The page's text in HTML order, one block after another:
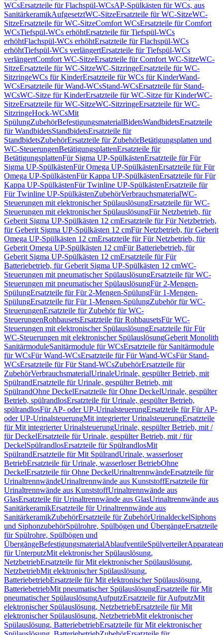
WCsErsatzteile für Flachspül-WCsAP-Spülkästen für WCs, aus
SanitärkeramikAufgesetztWC-SitzeErsatzteile für WC-SitzeWC-
SitzeErsatzteile für WC-SitzeComfort WCsErsatzteile für Comfort
WCsTiefspül-WCs erhöhtErsatzteile für Tiefspül-WCs
erhöhtFlachspül-WCs erhöhtErsatzteile für Flachspül-WCs
erhöhtTiefspül-WCs verlängertErsatzteile für Tiefspül-WCs
verlängertComfort WC-SitzeErsatzteile für Comfort WC-SitzeWC-
SitzeErsatzteile für WC-SitzeWC-SitzringeErsatzteile für WC-
SitzringeWCs für KinderErsatzteile für WCs für KinderWand-
WCsErsatzteile für Wand-WCsStand-WCsErsatzteile für Stand-
WCsWC-Sitze für KinderErsatzteile für WC-Sitze für KinderWC-
SitzeErsatzteile für WC-SitzeWC-SitzringeErsatzteile für WC-
SitzringeHock-WCsMit
SpülungZubehörBefestigungsmaterialBidetsWandbidetsErsatzteile
für WandbidetsStandbidetsErsatzteile für
StandbidetsZubehörErsatzteile für ZubehörBetätigungsplatten und
WC-SteuerungenBetätigungsplattenErsatzteile für
BetätigungsplattenFür Sigma UP-SpülkästenErsatzteile für Für
Sigma UP-SpülkästenFür Omega UP-SpülkästenErsatzteile für Für
Omega UP-SpülkästenFür Kappa UP-SpülkästenErsatzteile für Für
Kappa UP-SpülkästenFür Twinline UP-SpülkästenErsatzteile für
Für Twinline UP-SpülkästenZubehörVerbrauchsmaterialWC-
Steuerungen mit elektronischer SpülauslösungErsatzteile für WC-
Steuerungen mit elektronischer SpülauslösungFür Netzbetrieb, für
Geberit Sigma UP-Spülkästen 12 cmErsatzteile für Für Netzbetrieb,
für Geberit Sigma UP-Spülkästen 12 cmFür Netzbetrieb, für Geberit
Omega UP-Spülkästen 12 cmErsatzteile für Für Netzbetrieb, für
Geberit Omega UP-Spülkästen 12 cmFür Batteriebetrieb, für
Geberit Sigma UP-Spülkästen 12 cmErsatzteile für Für
Batteriebetrieb, für Geberit Sigma UP-Spülkästen 12 cmWC-
Steuerungen mit pneumatischer SpülauslösungErsatzteile für WC-
Steuerungen mit pneumatischer SpülauslösungFür 2-Mengen-
SpülungErsatzteile für Für 2-Mengen-SpülungFür 1-Mengen-
SpülungErsatzteile für Für 1-Mengen-SpülungZubehör für WC-
SteuerungenErsatzteile für Zubehör für WC-
SteuerungenRohbausetsErsatzteile für RohbausetsFür WC-
Steuerungen mit elektronischer SpülauslösungErsatzteile für Für
WC-Steuerungen mit elektronischer SpülauslösungGeberit Monolith
SanitärmoduleSanitärmodule für WCsErsatzteile für Sanitärmodule
für WCsFür Wand-WCsErsatzteile für Für Wand-WCsFür Stand-
WCsErsatzteile für Für Stand-WCsZubehörErsatzteile für
ZubehörVerbrauchsmaterialUrinaleUrinale, gespülter Betrieb, mit
SpülrandErsatzteile für Urinale, gespülter Betrieb, mit
SpülrandOhne DeckelErsatzteile für Ohne DeckelUrinale, gespülter
Betrieb, spülrandlosErsatzteile für Urinale, gespülter Betrieb,
spülrandlosFür AP- oder UP-UrinalsteuerungErsatzteile für Für AP-
oder UP-UrinalsteuerungMit integrierter UrinalsteuerungErsatzteile
für Mit integrierter UrinalsteuerungUrinale, gespülter Betrieb, mit /
für DeckelErsatzteile für Urinale, gespülter Betrieb, mit / für
DeckelSpülrandlosErsatzteile für SpülrandlosMit
SpülrandErsatzteile für Mit SpülrandUrinale, wasserloser
BetriebErsatzteile für Urinale, wasserloser BetriebOhne
DeckelErsatzteile für Ohne DeckelUrinaltrennwändeErsatzteile für
UrinaltrennwändeUrinaltrennwände aus KunststoffErsatzteile für
Urinaltrennwände aus KunststoffUrinaltrennwände aus
GlasErsatzteile für Urinaltrennwände aus GlasUrinaltrennwände aus
SanitärkeramikErsatzteile für Urinaltrennwände aus
SanitärkeramikZubehörErsatzteile für ZubehörUrinaldeckelSiphons
und SiphonzubehörSpülrohre, Spülbögen und ÜbergängeErsatzteile
für Spülrohre, Spülbögen und
ÜbergängeBefestigungsmaterialAblaufventileSpülverteiler
für UnterputzMit elektronischer Spülauslösung,
NetzbetriebErsatzteile für Mit elektronischer Spülauslösung,
NetzbetriebMit elektronischer Spülauslösung,
BatteriebetriebErsatzteile für Mit elektronischer Spülauslösung,
BatteriebetriebMit pneumatischer SpülauslösungErsatzteile für Mit
pneumatischer SpülauslösungAufputzErsatzteile für AufputzMit
elektronischer Spülauslösung, NetzbetriebErsatzteile für Mit
elektronischer Spülauslösung, NetzbetriebMit elektronischer
Spülauslösung, BatteriebetriebErsatzteile für Mit elektronischer